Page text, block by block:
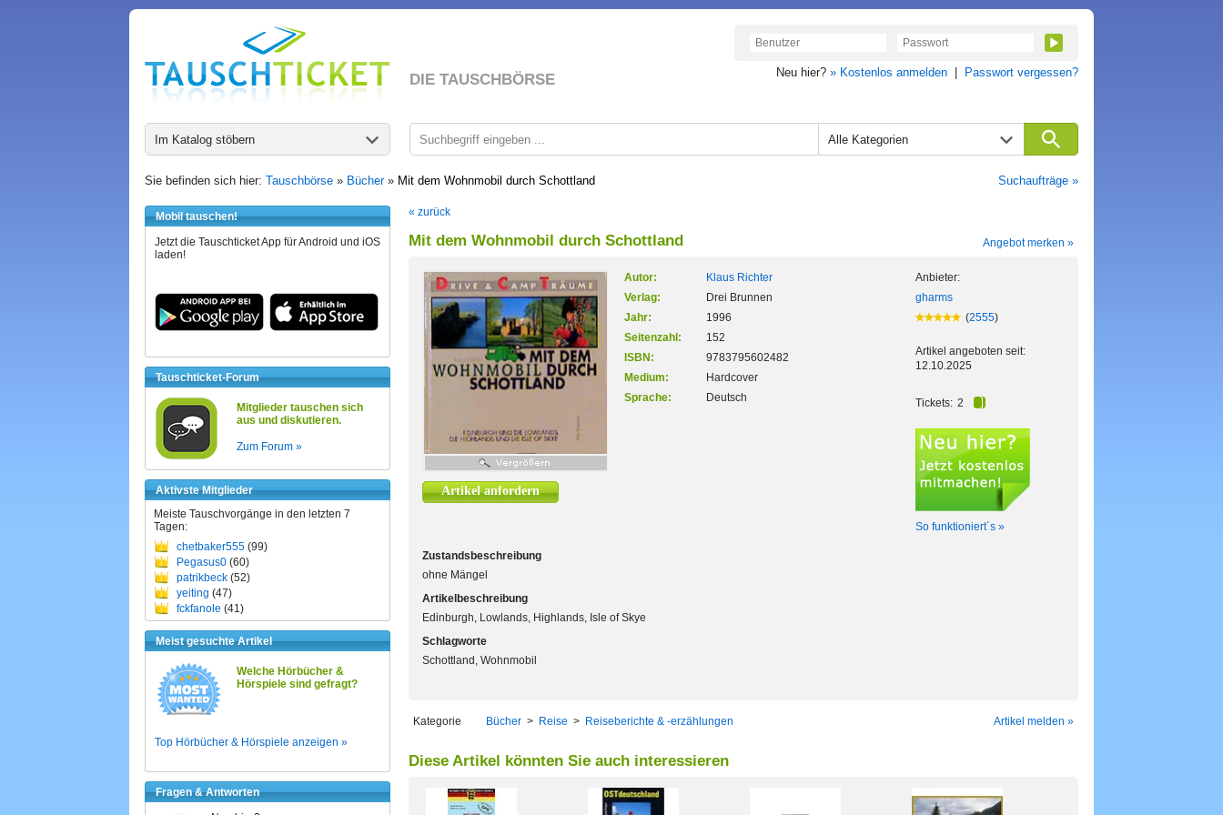
DIE TAUSCHBÖRSE Neu hier? » Kostenlos anmelden Passwort vergessen?
Im Katalog stöbern Alle Kategorien
Sie befinden sich hier: Tauschbörse » Bücher» Mit dem Wohnmobil durch Schottland Suchaufträge »
Mobil tauschen!
Jetzt die Tauschticket App für Android und iOS
laden!
Tauschticket-Forum
Mitglieder tauschen sich
aus und diskutieren.
Zum Forum »
Aktivste Mitglieder
Meiste Tauschvorgänge in den letzten 7
Tagen:
chetbaker555 (99)
Pegasus0 (60)
patrikbeck (52)
yeiting (47)
fckfanole (41)
Meist gesuchte Artikel
Welche Hörbücher &
Hörspiele sind gefragt?
Top Hörbücher & Hörspiele anzeigen »
Fragen & Antworten
« zurück
Mit dem Wohnmobil durch Schottland Angebot merken »
Artikel anfordern
Autor:
Klaus Richter
Verlag:
Drei Brunnen
Jahr:
1996
Seitenzahl:
152
ISBN:
9783795602482
Medium:
Hardcover
Sprache:
Deutsch
Anbieter:
gharms
(2555)
Artikel angeboten seit:
12.10.2025
Tickets: 2
So funktioniert´s »
Zustandsbeschreibung
ohne Mängel
Artikelbeschreibung
Edinburgh, Lowlands, Highlands, Isle of Skye
Schlagworte
Schottland, Wohnmobil
Kategorie Bücher > Reise > Reiseberichte & -erzählungen Artikel melden »
Diese Artikel könnten Sie auch interessieren